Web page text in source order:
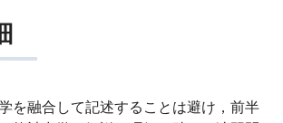
を融合して記述することは避け，前半